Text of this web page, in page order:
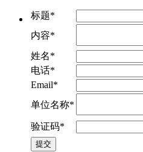
标题*
内容*
姓名*
电话*
Email*
单位名称*
验证码*